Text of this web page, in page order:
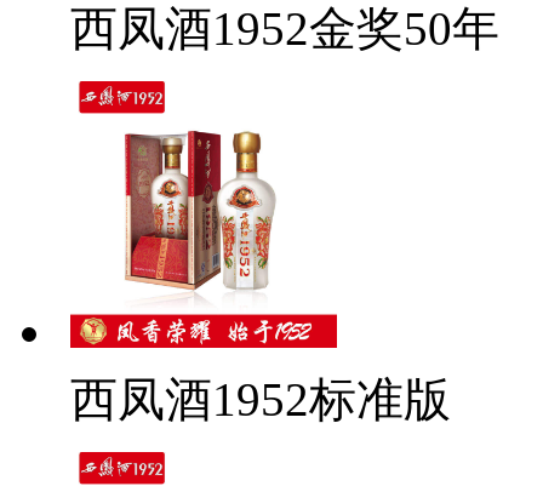
西凤酒1952金奖50年
西凤酒1952标准版